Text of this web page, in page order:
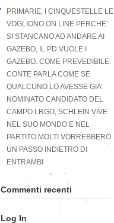
PRIMARIE; I CINQUESTELLE LE
VOGLIONO ON LINE PERCHE’
SI STANCANO AD ANDARE AI
GAZEBO, IL PD VUOLE I
GAZEBO. COME PREVEDIBILE:
CONTE PARLA COME SE
QUALCUNO LO AVESSE GIA’
NOMINATO CANDIDATO DEL
CAMPO LRGO, SCHLEIN VIVE
NEL SUO MONDO E NEL
PARTITO MOLTI VORREBBERO
UN PASSO INDIETRO DI
ENTRAMBI
Commenti recenti
Log In